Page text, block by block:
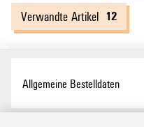
Verwandte Artikel 12
Allgemeine Bestelldaten